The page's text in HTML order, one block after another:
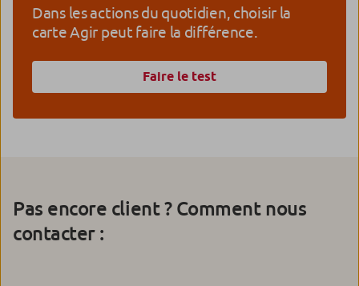
Le livret qui favorise l’accès au logement pour
Dans les actions du quotidien, choisir la
carte Agir peut faire la différence.
Faire le test
Pas encore client ? Comment nous
contacter :